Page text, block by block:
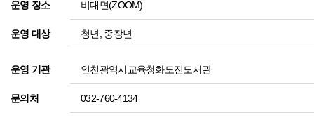
운영 장소 비대면(ZOOM)
운영 대상 청년, 중장년
운영 기관 인천광역시교육청화도진도서관
문의처 032-760-4134